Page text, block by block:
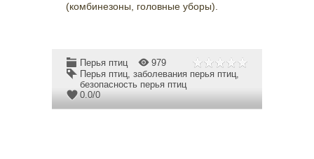
(комбинезоны, головные уборы).
Перья птиц
979
Перья птиц, заболевания перья птиц,
безопасность перья птиц
0.0/0